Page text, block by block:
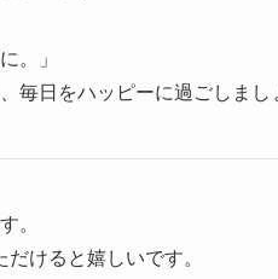
。」
毎日をハッピーに過ごしまし
。
だけると嬉しいです。